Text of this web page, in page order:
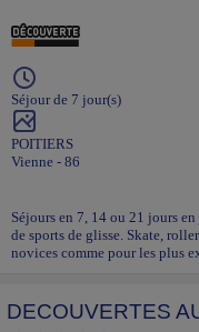
Séjour de 7 jour(s)
POITIERS
Vienne - 86
Séjours en 7, 14 ou 21 jours
de sports de glisse. Skate,
novices comme pour les plus
DECOUVERTES